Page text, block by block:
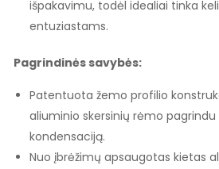
išpakavimu, todėl idealiai tinka
entuziastams.
Pagrindinės savybės:
Patentuota žemo profilio
aliuminio skersinių rėmo
kondensaciją.
Nuo įbrėžimų apsaugotas kietas